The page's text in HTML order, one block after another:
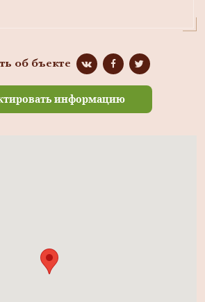
об бъекте
информацию